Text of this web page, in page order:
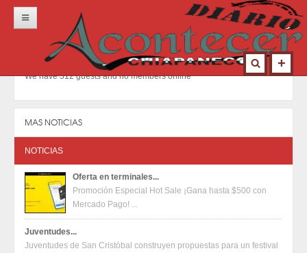
Portada
Locales
Municipios
Nacional
Deportes
Contacto
We have 512 guests and no members online
MAS NOTICIAS
NOTICIAS
Oferta en terminales...
Promoción Especial Hot Sale ¡Gana hasta $500 con
Mercado Pago! ...
Juventudes...
Juventudes de San Cristóbal construyen propuestas para un festival